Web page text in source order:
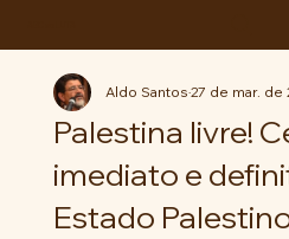
Palestina livre!
imediato e
Estado
Aldo Santos27 de mar. de